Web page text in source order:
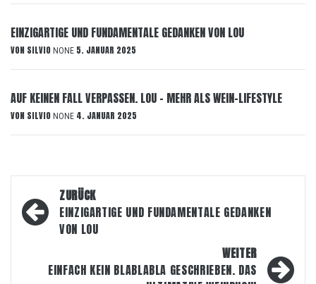
EINZIGARTIGE UND FUNDAMENTALE GEDANKEN VON LOU
VON SILVIO NONE 5. JANUAR 2025
AUF KEINEN FALL VERPASSEN. LOU – MEHR ALS WEIN-LIFESTYLE
VON SILVIO NONE 4. JANUAR 2025
Beitragsnavigation
ZURÜCK
EINZIGARTIGE UND FUNDAMENTALE GEDANKEN
VON LOU
WEITER
EINFACH KEIN BLABLABLA GESCHRIEBEN. DAS